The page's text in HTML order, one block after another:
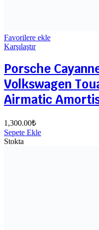
Favorilere ekle
Karşılaştır
Porsche
Volkswagen
Airmatic
1,300.00₺
Sepete Ekle
Stokta